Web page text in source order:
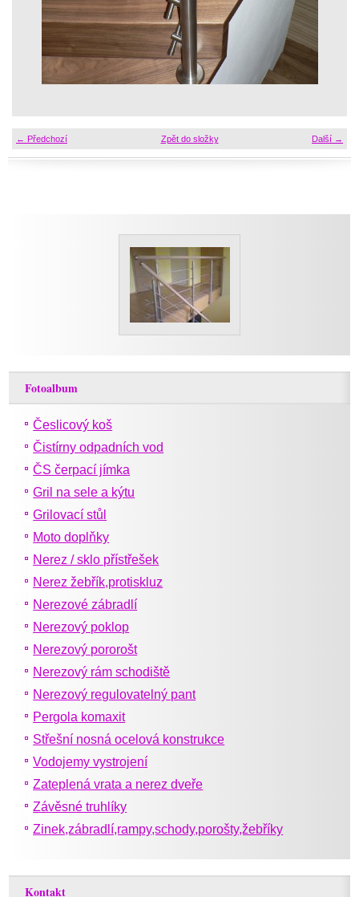
← Předchozí Další →
Zpět do složky
Fotoalbum
Česlicový koš
Čistírny odpadních vod
ČS čerpací jímka
Gril na sele a kýtu
Grilovací stůl
Moto doplňky
Nerez / sklo přístřešek
Nerez žebřík,protiskluz
Nerezové zábradlí
Nerezový poklop
Nerezový pororošt
Nerezový rám schodiště
Nerezový regulovatelný pant
Pergola komaxit
Střešní nosná ocelová konstrukce
Vodojemy vystrojení
Zateplená vrata a nerez dveře
Závěsné truhlíky
Zinek,zábradlí,rampy,schody,porošty,žebříky
Kontakt